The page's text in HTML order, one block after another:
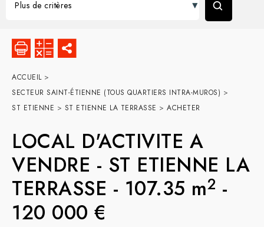
ACCUEIL>
SECTEUR SAINT-ÉTIENNE (TOUS QUARTIERS INTRA-MUROS) >
ST ETIENNE > ST ETIENNE LA TERRASSE > ACHETER
LOCAL D'ACTIVITE A
VENDRE - ST ETIENNE LA
TERRASSE - 107.35 m2 -
120 000 €